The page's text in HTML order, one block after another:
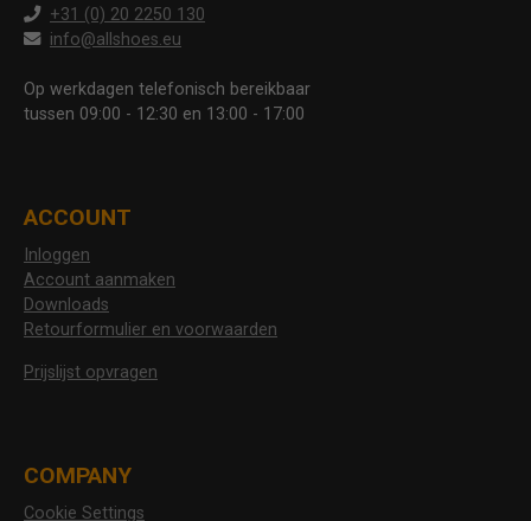
+31 (0) 20 2250 130
info@allshoes.eu
Op werkdagen telefonisch bereikbaar
tussen 09:00 - 12:30 en 13:00 - 17:00
ACCOUNT
Inloggen
Account aanmaken
Downloads
Retourformulier en voorwaarden
Prijslijst opvragen
COMPANY
Cookie Settings